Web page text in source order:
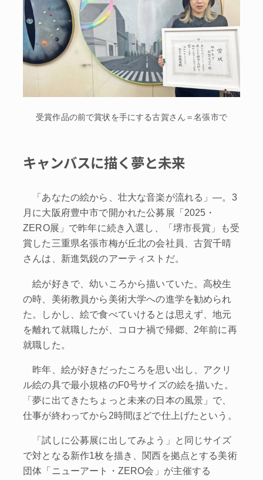
受賞作品の前で賞状を手にする古賀さん＝名張市で
キャンバスに描く夢と未来
「あなたの絵から、壮大な音楽が流れる」―。3
月に大阪府豊中市で開かれた公募展「2025・
ZERO展」で昨年に続き入選し、「堺市長賞」も受
賞した三重県名張市梅が丘北の会社員、古賀千晴
さんは、新進気鋭のアーティストだ。
絵が好きで、幼いころから描いていた。高校生
の時、美術教員から美術大学への進学を勧められ
た。しかし、絵で食べていけるとは思えず、地元
を離れて就職したが、コロナ禍で帰郷、2年前に再
就職した。
昨年、絵が好きだったころを思い出し、アクリ
ル絵の具で最小規格のF0号サイズの絵を描いた。
「夢に出てきたちょっと未来の日本の風景」で、
仕事が終わってから2時間ほどで仕上げたという。
「試しに公募展に出してみよう」と同じサイズ
で対となる新作1枚を描き、関西を拠点とする美術
団体「ニューアート・ZERO会」が主催する